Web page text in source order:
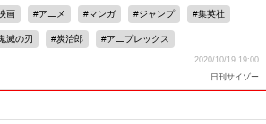
画 アニメ マンガ ジャンプ 集英社
滅の刃 炭治郎 アニプレックス
2020/10/19 19:00
日刊サイゾー